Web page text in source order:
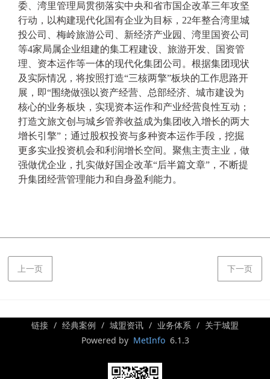
委、湾里管理局贯彻落实中央和省市国企改革三年攻坚
行动，以构建现代化国有企业为目标， 22年整合湾里城
投公司、梅岭旅游公司、新经济产业园、湾里国资公司
等4家局属企业组建的集工程建设、旅游开发、国资管
理、资本运作等一体的现代化集团公司。根据集团现状
及实际情况，将按照打造“三核两擎”板块的工作思路开
展，即“围绕做强以资产经营、总部经济、城市建设为
核心的业务板块，实现资本运作和产业经营良性互动；
打造文旅文创与城乡管养收益成为集团收入增长的两大
增长引擎”；通过股权投资与多种资本运作手段，挖掘
更多实业投资机会和利润增长空间。聚焦主责主业，做
强做优企业，扎实做好国企改革“后半篇文章”，不断提
升集团经营管理能力和自身盈利能力。
上一页 下一页
链接 经典案例 城盟资讯 业务体系
关于城盟
Powered by MetInfo6.1.3